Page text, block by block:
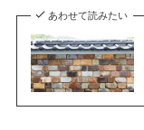
あわせて読みたい